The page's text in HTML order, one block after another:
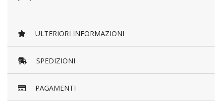
ULTERIORI INFORMAZIONI
SPEDIZIONI
PAGAMENTI